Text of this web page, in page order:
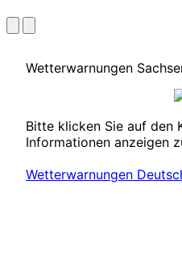
Wetterwarnungen
Bitte klicken Sie auf den
Informationen anzeigen
Wetterwarnungen